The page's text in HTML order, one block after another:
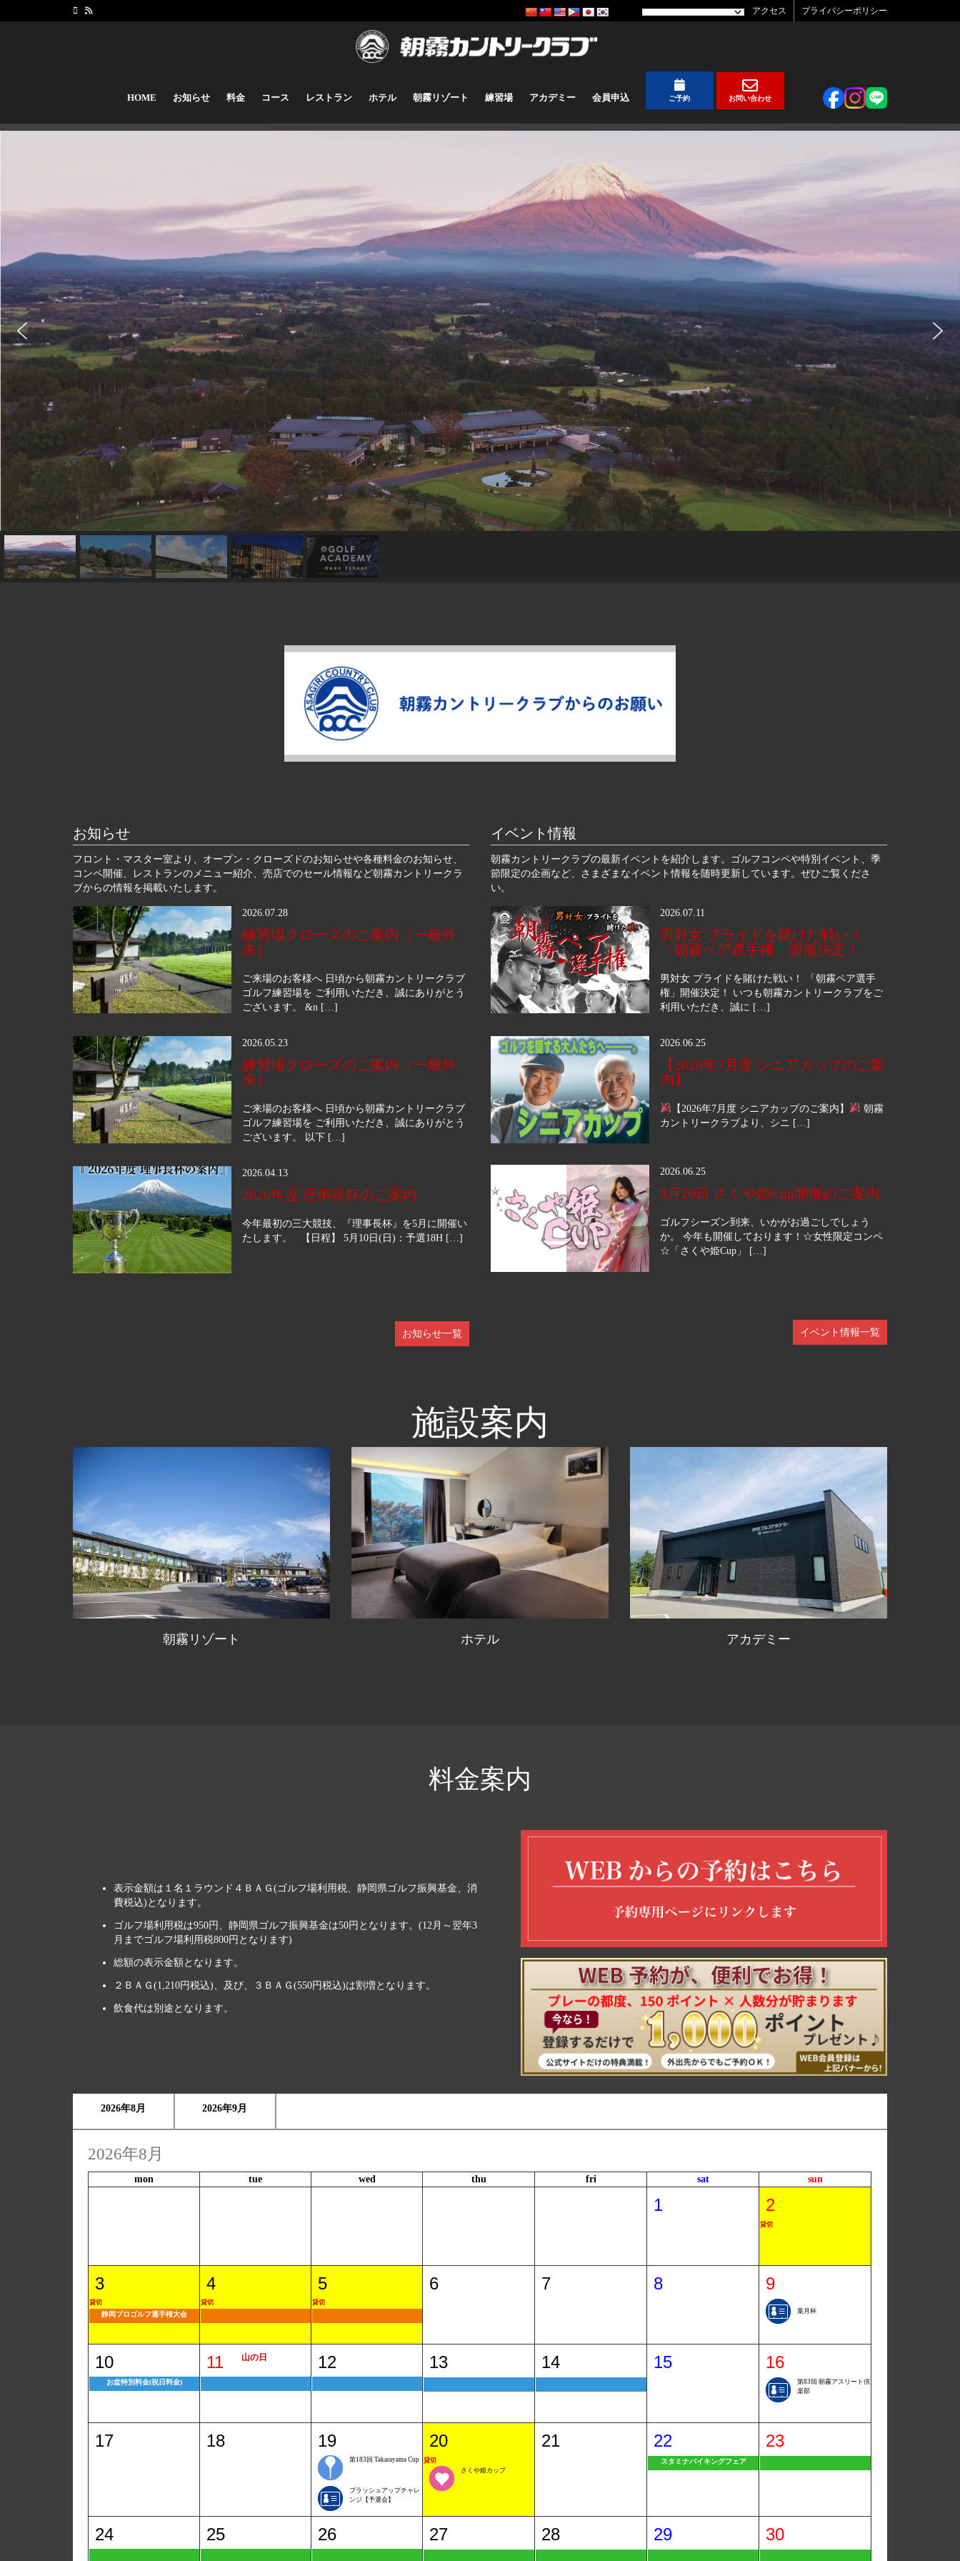
アクセス プライバシーポリシー
HOME お知らせ 料金 コース レストラン ホテル 朝霧リゾート 練習場 アカデミー 会員申込 ご予約 お問い合わせ
お知らせ
フロント・マスター室より、オープン・クローズドのお知らせや各種料金のお知らせ、
コンペ開催、レストランのメニュー紹介、売店でのセール情報など朝霧カントリークラ
ブからの情報を掲載いたします。
2026.07.28
練習場クローズのご案内（一般外
来）
ご来場のお客様へ 日頃から朝霧カントリークラブ
ゴルフ練習場を ご利用いただき、誠にありがとう
ございます。 &n […]
2026.05.23
練習場クローズのご案内（一般外
来）
ご来場のお客様へ 日頃から朝霧カントリークラブ
ゴルフ練習場を ご利用いただき、誠にありがとう
ございます。 以下 […]
2026.04.13
2026年度 理事長杯のご案内
今年最初の三大競技、『理事長杯』を5月に開催い
たします。 【日程】 5月10日(日)：予選18H […]
お知らせ一覧
イベント情報
朝霧カントリークラブの最新イベントを紹介します。ゴルフコンペや特別イベント、季
節限定の企画など、さまざまなイベント情報を随時更新しています。ぜひご覧くださ
い。
2026.07.11
男対女 プライドを賭けた戦い！
「朝霧ペア選手権」開催決定！
男対女 プライドを賭けた戦い！ 「朝霧ペア選手
権」開催決定！ いつも朝霧カントリークラブをご
利用いただき、誠に […]
2026.06.25
【2026年7月度 シニアカップのご案
内】
【2026年7月度 シニアカップのご案内】
朝霧
カントリークラブより、シニ […]
2026.06.25
8月20日 さくや姫Cup開催のご案内
ゴルフシーズン到来、いかがお過ごしでしょう
か。 今年も開催しております！☆女性限定コンペ
☆「さくや姫Cup」 […]
イベント情報一覧
施設案内
料金案内
表示金額は１名１ラウンド４ＢＡＧ(ゴルフ場利用税、静岡県ゴルフ振興基金、消
費税込)となります。
ゴルフ場利用税は950円、静岡県ゴルフ振興基金は50円となります。(12月～翌年3
月までゴルフ場利用税800円となります)
総額の表示金額となります。
２ＢＡＧ(1,210円税込)、及び、３ＢＡＧ(550円税込)は割増となります。
飲食代は別途となります。
2026年8月 2026年9月
2026年8月
mon tue wed thu fri sat sun
1 2
貸切
3
貸切
静岡プロゴルフ選手権大会
4
貸切
5
貸切
6 7 8 9
葉月杯
10
お盆特別料金(祝日料金)
11 山の日 12 13 14 15 16
第83回 朝霧アスリート倶
楽部
17 18 19
第183回 Takarayama Cup
ブラッシュアップチャレ
ンジ【予選会】
20
貸切
さくや姫カップ
21 22
スタミナバイキングフェア
23
24 25 26 27 28 29 30